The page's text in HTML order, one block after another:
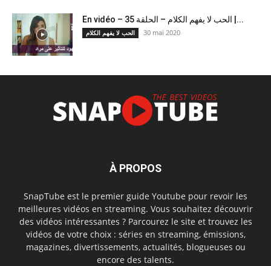
En vidéo – الحب لا يفهم الكلام – الحلقة 35 |...
الحب لا يفهم الكلام 30 mai 2020
À PROPOS
SnapTube est le premier guide Youtube pour revoir les
meilleures vidéos en streaming. Vous souhaitez découvrir
des vidéos intéressantes ? Parcourez le site et trouvez les
vidéos de votre choix : séries en streaming, émissions,
magazines, divertissements, actualités, blogueuses ou
encore des talents.